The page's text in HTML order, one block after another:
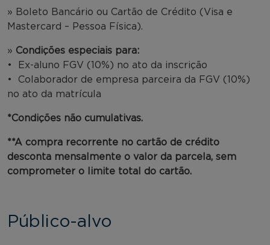
» Boleto Bancário ou Cartão de Crédito (Visa e
Mastercard – Pessoa Física).
» Condições especiais para:
• Ex-aluno FGV (10%) no ato da inscrição
• Colaborador de empresa parceira da FGV (10%)
no ato da matrícula
*Condições não cumulativas.
**A compra recorrente no cartão de crédito
desconta mensalmente o valor da parcela, sem
comprometer o limite total do cartão.
Público-alvo